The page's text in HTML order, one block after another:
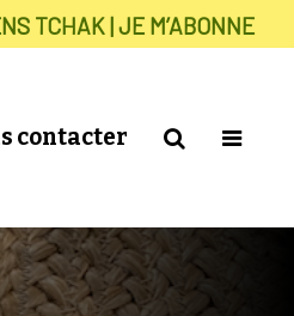
TCHAK | JE M’ABONNE
contacter